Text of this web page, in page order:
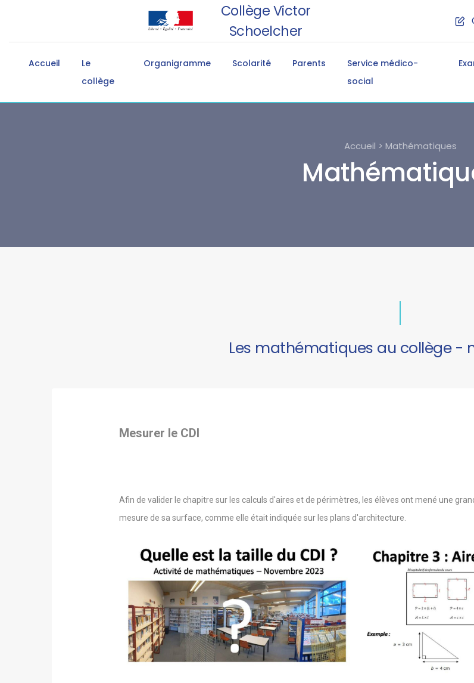
Collège Victor
Schoelcher
Accueil
Le
collège
Organigramme Scolarité Parents
Service médico-
social
Accueil > Mathématiques
Les mathématiques au collège -
Mesurer le CDI
Afin de valider le chapitre sur les calculs d'aires et de périmètres, les élèves ont mené une
mesure de sa surface, comme elle était indiquée sur les plans d'architecture.